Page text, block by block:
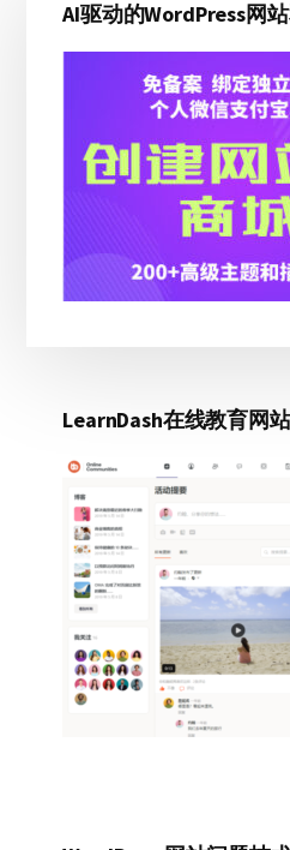
结
化
指
侧
边
AI驱动的WordPress网
LearnDash在线教育网